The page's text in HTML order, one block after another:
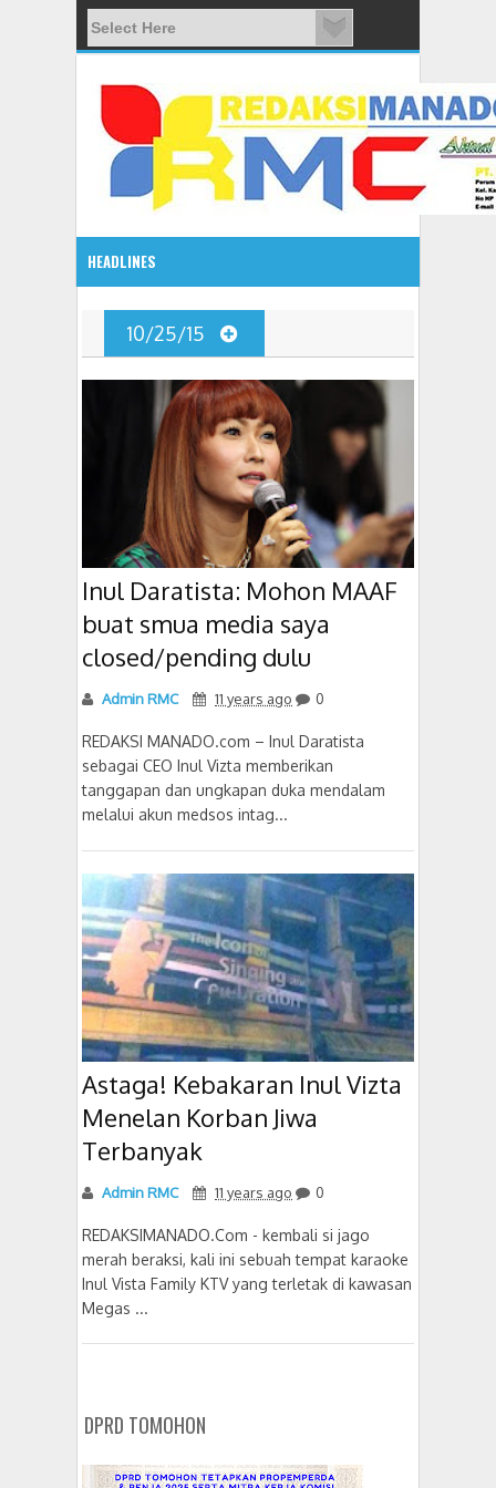
HEADLINES
10/25/15
Inul Daratista: Mohon MAAF
buat smua media saya
closed/pending dulu
Admin RMC 11 years ago 0
REDAKSI MANADO.com – Inul Daratista
sebagai CEO Inul Vizta memberikan
tanggapan dan ungkapan duka mendalam
melalui akun medsos intag...
Astaga! Kebakaran Inul Vizta
Menelan Korban Jiwa
Terbanyak
Admin RMC 11 years ago 0
REDAKSIMANADO.Com - kembali si jago
merah beraksi, kali ini sebuah tempat karaoke
Inul Vista Family KTV yang terletak di kawasan
Megas ...
DPRD TOMOHON